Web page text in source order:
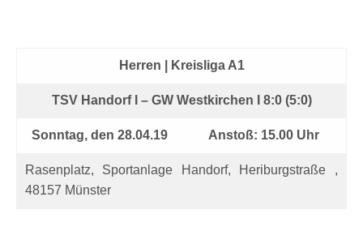
Herren | Kreisliga A1
TSV Handorf I – GW Westkirchen I 8:0 (5:0)
Sonntag, den 28.04.19 Anstoß: 15.00 Uhr
Rasenplatz, Sportanlage Handorf, Heriburgstraße ,
48157 Münster